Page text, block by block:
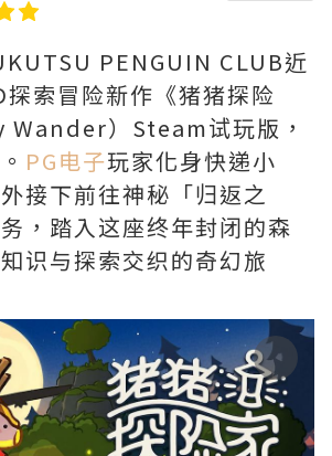
PENGUIN CLUB近
索冒险新作《猪猪探险
Wander）Steam试玩版，
PG电子玩家化身快递小
接下前往神秘「归返之
，踏入这座终年封闭的森
识与探索交织的奇幻旅